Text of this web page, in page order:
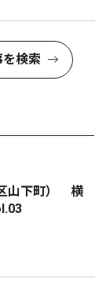
検索
山下町） 横